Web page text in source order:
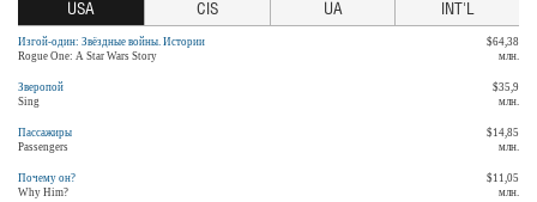
USA CIS UA INT'L
Изгой-один: Звёздные войны. Истории
Rogue One: A Star Wars Story
$64,38
млн.
Зверопой
Sing
$35,9
млн.
Пассажиры
Passengers
$14,85
млн.
Почему он?
Why Him?
$11,05
млн.